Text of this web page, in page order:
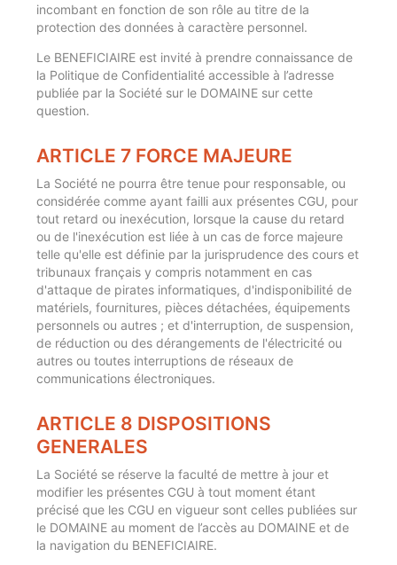
incombant en fonction de son rôle au titre de la
protection des données à caractère personnel.
Le BENEFICIAIRE est invité à prendre connaissance de
la Politique de Confidentialité accessible à l’adresse
publiée par la Société sur le DOMAINE sur cette
question.
ARTICLE 7 FORCE MAJEURE
La Société ne pourra être tenue pour responsable, ou
considérée comme ayant failli aux présentes CGU, pour
tout retard ou inexécution, lorsque la cause du retard
ou de l'inexécution est liée à un cas de force majeure
telle qu'elle est définie par la jurisprudence des cours et
tribunaux français y compris notamment en cas
d'attaque de pirates informatiques, d'indisponibilité de
matériels, fournitures, pièces détachées, équipements
personnels ou autres ; et d'interruption, de suspension,
de réduction ou des dérangements de l'électricité ou
autres ou toutes interruptions de réseaux de
communications électroniques.
ARTICLE 8 DISPOSITIONS
GENERALES
La Société se réserve la faculté de mettre à jour et
modifier les présentes CGU à tout moment étant
précisé que les CGU en vigueur sont celles publiées sur
le DOMAINE au moment de l’accès au DOMAINE et de
la navigation du BENEFICIAIRE.